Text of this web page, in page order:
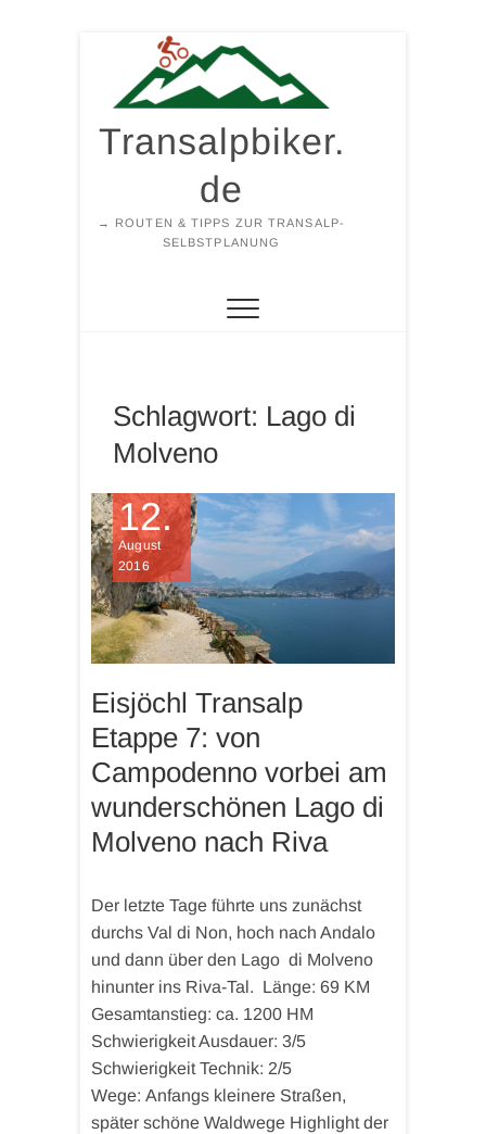
springen
Transalpbiker.
de
→ ROUTEN & TIPPS ZUR TRANSALP-
SELBSTPLANUNG
Schlagwort: Lago di
Molveno
12.
August
2016
Eisjöchl Transalp
Etappe 7: von
Campodenno vorbei am
wunderschönen Lago di
Molveno nach Riva
Der letzte Tage führte uns zunächst
durchs Val di Non, hoch nach Andalo
und dann über den Lago di Molveno
hinunter ins Riva-Tal. Länge: 69 KM
Gesamtanstieg: ca. 1200 HM
Schwierigkeit Ausdauer: 3/5
Schwierigkeit Technik: 2/5
Wege: Anfangs kleinere Straßen,
später schöne Waldwege Highlight der